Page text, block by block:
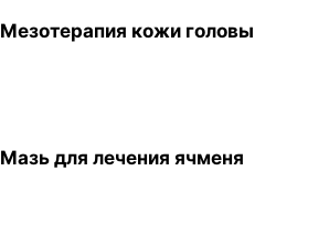
Мезотерапия кожи головы
Мазь для лечения ячменя